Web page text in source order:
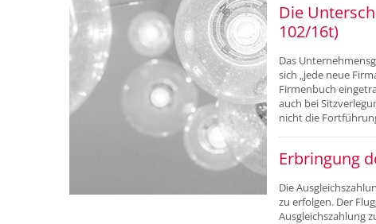
Die
102/16t)
Das
sich „jede neue
Firmenbuch
auch bei
nicht die
Erbringung
Die
zu erfolgen. Der
Ausgleichszahlung